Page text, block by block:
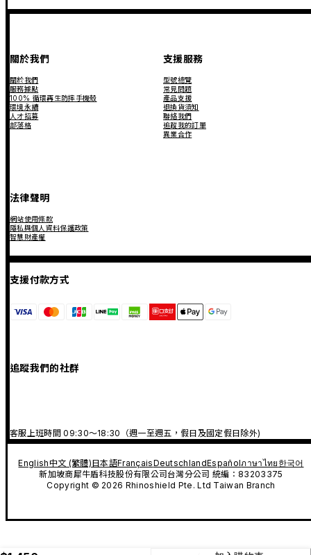
關於我們
關於我們
服務據點
100% 循環再生防摔手機殼
環境永續
人才招募
部落格
支援服務
型號總覽
常見問題
產品支援
退換貨須知
聯絡我們
追蹤我的訂單
異業合作
法律聲明
網站使用條款
隱私與個人資料保護政策
智慧財產權
支援付款方式
追蹤我們的社群
客服上班時間 09:30～18:30（週一至週五，假日及國定假日除外)
English中文 (繁體)日本語FrançaisDeutschlandEspañolภาษาไทย 한국어
新加坡商犀牛盾科技股份有限公司台灣分公司 統編：83203375
Copyright © 2026 Rhinoshield Pte. Ltd Taiwan Branch